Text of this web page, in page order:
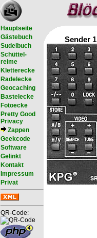
Hauptseite
Gästebuch
Sudelbuch
Schüttel-
reime
Kletterecke
Radelecke
Geocaching
Bastelecke
Fotoecke
Pretty Good
Privacy
Zappen
Geekcode
Software
Gelinkt
Kontakt
Impressum
Privat
QR-Code:
Sender 1